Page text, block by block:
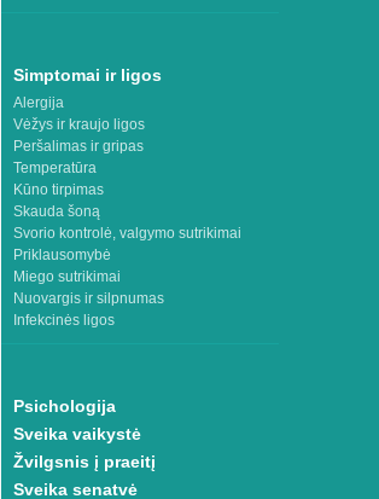
Simptomai ir ligos
Alergija
Vėžys ir kraujo ligos
Peršalimas ir gripas
Temperatūra
Kūno tirpimas
Skauda šoną
Svorio kontrolė, valgymo sutrikimai
Priklausomybė
Miego sutrikimai
Nuovargis ir silpnumas
Infekcinės ligos
Psichologija
Sveika vaikystė
Žvilgsnis į praeitį
Sveika senatvė